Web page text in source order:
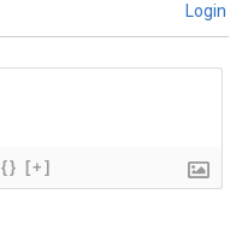
Login
{} [+]